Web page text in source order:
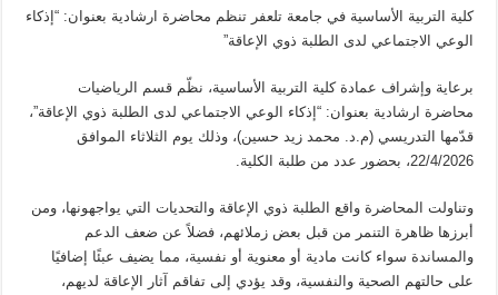
كلية التربية الأساسية في جامعة تلعفر تنظم محاضرة ارشادية بعنوان: “إذكاء
الوعي الاجتماعي لدى الطلبة ذوي الإعاقة”
برعاية وإشراف عمادة كلية التربية الأساسية، نظّم قسم الرياضيات
محاضرة ارشادية بعنوان: “إذكاء الوعي الاجتماعي لدى الطلبة ذوي الإعاقة”،
قدّمها التدريسي (م.د. محمد زيد حسين)، وذلك يوم الثلاثاء الموافق
22/4/2026، بحضور عدد من طلبة الكلية.
وتناولت المحاضرة واقع الطلبة ذوي الإعاقة والتحديات التي يواجهونها، ومن
أبرزها ظاهرة التنمر من قبل بعض زملائهم، فضلاً عن ضعف الدعم
والمساندة سواء كانت مادية أو معنوية أو نفسية، مما يضيف عبئًا إضافيًا
على حالتهم الصحية والنفسية، وقد يؤدي إلى تفاقم آثار الإعاقة لديهم،